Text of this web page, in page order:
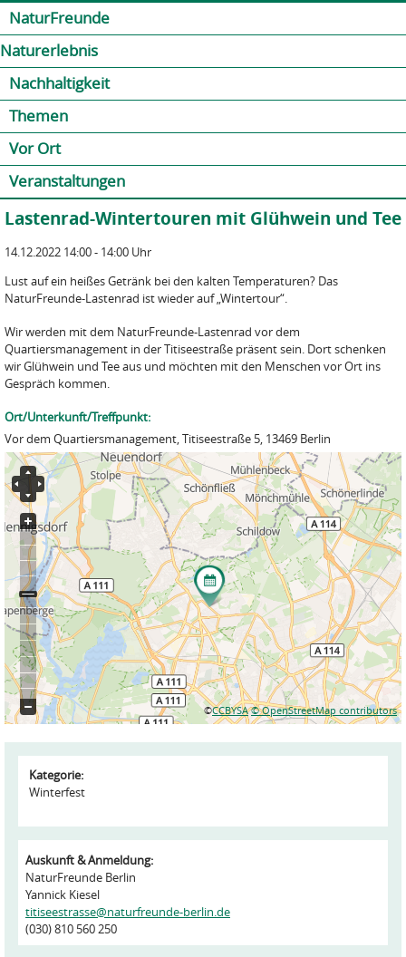
NaturFreunde
Naturerlebnis
Nachhaltigkeit
Themen
Vor Ort
Veranstaltungen
Lastenrad-Wintertouren mit Glühwein und Tee
14.12.2022 14:00 - 14:00 Uhr
Lust auf ein heißes Getränk bei den kalten Temperaturen? Das
NaturFreunde-Lastenrad ist wieder auf „Wintertour“.
Wir werden mit dem NaturFreunde-Lastenrad vor dem
Quartiersmanagement in der Titiseestraße präsent sein. Dort schenken
wir Glühwein und Tee aus und möchten mit den Menschen vor Ort ins
Gespräch kommen.
Ort/Unterkunft/Treffpunkt:
Vor dem Quartiersmanagement, Titiseestraße 5, 13469 Berlin
©CCBYSA © OpenStreetMap contributors
Kategorie:
Winterfest
Auskunft & Anmeldung:
NaturFreunde Berlin
Yannick Kiesel
titiseestrasse@naturfreunde-berlin.de
(030) 810 560 250